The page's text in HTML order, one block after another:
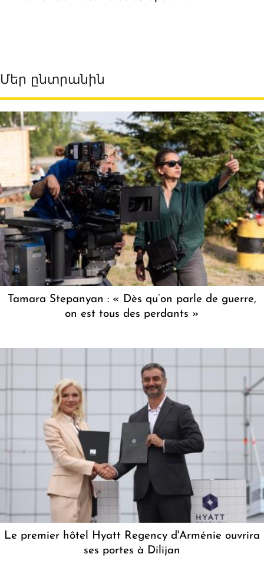
Մեր ընտրանին
Tamara Stepanyan : « Dès qu’on parle de guerre,
on est tous des perdants »
Le premier hôtel Hyatt Regency d'Arménie ouvrira
ses portes à Dilijan